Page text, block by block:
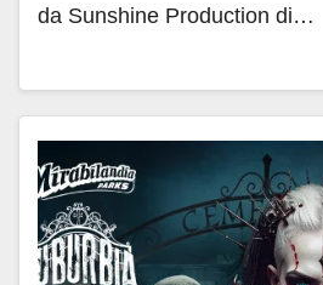
da Sunshine Production di…